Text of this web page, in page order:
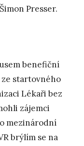
Presser.
benefiční
startovného
Lékaři bez
zájemci
mezinárodní
brýlím se na